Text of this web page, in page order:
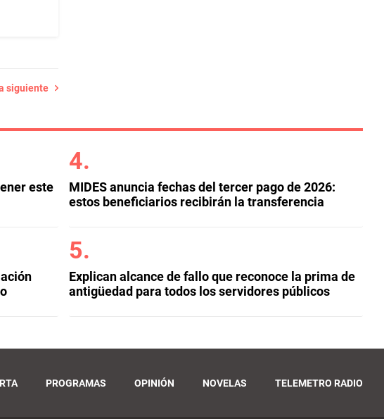
siguiente
este
MIDES anuncia fechas del tercer pago de 2026:
estos beneficiarios recibirán la transferencia
Explican alcance de fallo que reconoce la prima de
antigüedad para todos los servidores públicos
PROGRAMAS OPINIÓN NOVELAS TELEMETRO RADIO